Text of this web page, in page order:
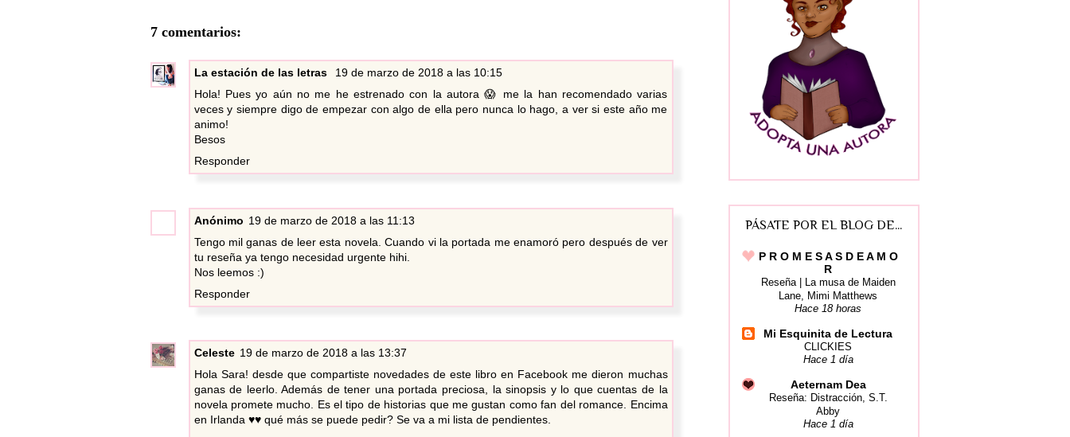
7 comentarios:
La estación de las letras
19 de marzo de 2018 a las 10:15
Hola! Pues yo aún no me he estrenado con la autora 😱 me la han recomendado varias
veces y siempre digo de empezar con algo de ella pero nunca lo hago, a ver si este año me
animo!
Besos
Responder
Anónimo 19 de marzo de 2018 a las 11:13
Tengo mil ganas de leer esta novela. Cuando vi la portada me enamoró pero después de ver
tu reseña ya tengo necesidad urgente hihi.
Nos leemos :)
Responder
Celeste 19 de marzo de 2018 a las 13:37
Hola Sara! desde que compartiste novedades de este libro en Facebook me dieron muchas
ganas de leerlo. Además de tener una portada preciosa, la sinopsis y lo que cuentas de la
novela promete mucho. Es el tipo de historias que me gustan como fan del romance. Encima
en Irlanda ♥♥ qué más se puede pedir? Se va a mi lista de pendientes.
PÁSATE POR EL BLOG DE...
P R O M E S A S D E A M O
R
Reseña | La musa de Maiden
Lane, Mimi Matthews
Hace 18 horas
Mi Esquinita de Lectura
CLICKIES
Hace 1 día
Aeternam Dea
Reseña: Distracción, S.T.
Abby
Hace 1 día